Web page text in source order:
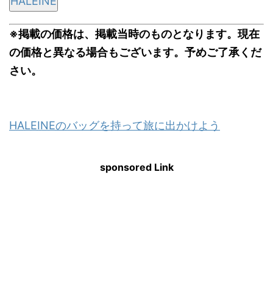
※掲載の価格は、掲載当時のものとなります。現在
の価格と異なる場合もございます。予めご了承くだ
さい。
HALEINEのバッグを持って旅に出かけよう
sponsored Link